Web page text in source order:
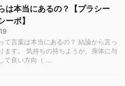
は本当にあるの？【プラシー
ーボ】
て言葉は本当にあるの？ 結論から言っ
ます。 気持ちの持ちようが、身体に与
て良い方向（ ...